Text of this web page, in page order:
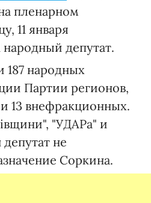
пленарном
11 января
народный депутат.
187 народных
Партии регионов,
13 внефракционных.
"УДАРа" и
не
Соркина.